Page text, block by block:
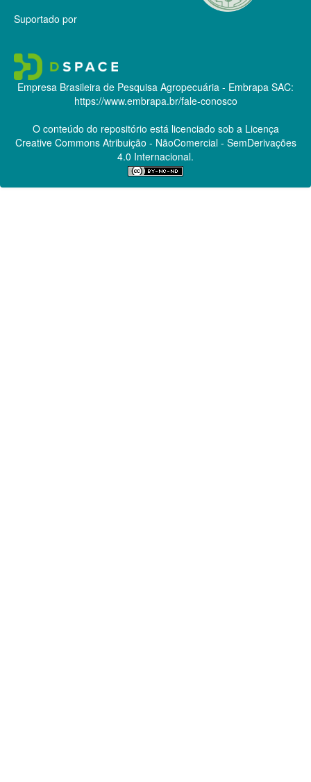
Suportado por
Empresa Brasileira de Pesquisa Agropecuária - Embrapa SAC:
https://www.embrapa.br/fale-conosco
O conteúdo do repositório está licenciado sob a Licença
Creative CommonsAtribuição - NãoComercial - SemDerivações
4.0 Internacional.